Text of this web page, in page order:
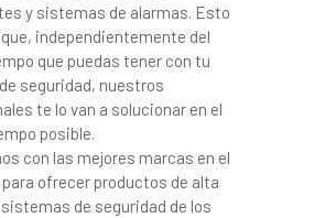
y sistemas de alarmas. Esto
independientemente del
que puedas tener con tu
seguridad, nuestros
te lo van a solucionar en el
posible.
con las mejores marcas en el
ofrecer productos de alta
de seguridad de los